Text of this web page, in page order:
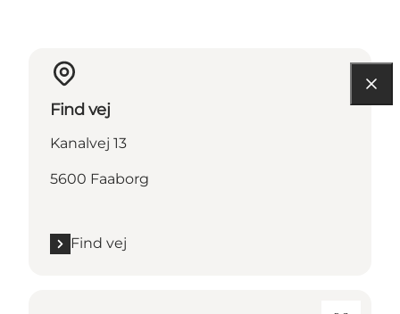
Find vej
Kanalvej 13
5600 Faaborg
Find vej